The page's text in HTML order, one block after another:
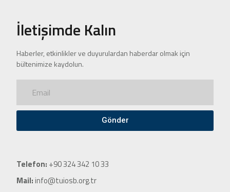
İletişimde Kalın
Haberler, etkinlikler ve duyurulardan haberdar olmak için
bültenimize kaydolun.
Gönder
Telefon: +90 324 342 10 33
Mail:info@tuiosb.org.tr